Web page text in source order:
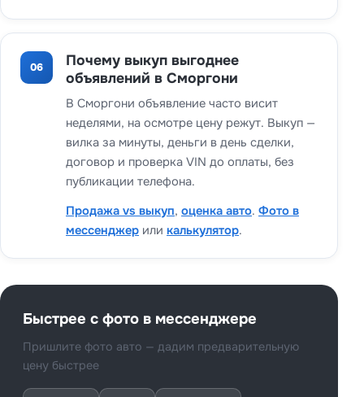
06
Почему выкуп выгоднее
объявлений в Сморгони
В Сморгони объявление часто висит
неделями, на осмотре цену режут. Выкуп —
вилка за минуты, деньги в день сделки,
договор и проверка VIN до оплаты, без
публикации телефона.
Продажа vs выкуп, оценка авто. Фото в
мессенджер или калькулятор.
Быстрее с фото в мессенджере
Пришлите фото авто — дадим предварительную
цену быстрее